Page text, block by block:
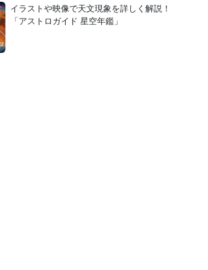
イラストや映像で天文現象を詳しく解説！
「アストロガイド 星空年鑑」